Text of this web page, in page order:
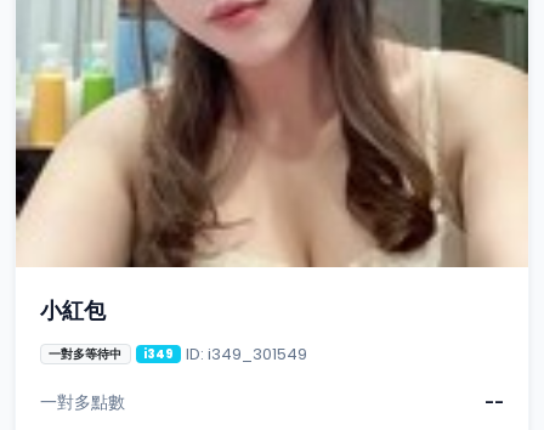
小紅包
一對多等待中 i349 ID: i349_301549
一對多點數
--